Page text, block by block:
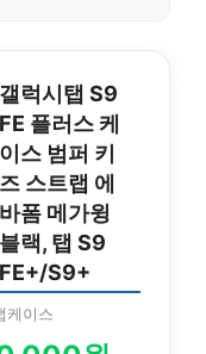
갤럭시탭 S9
FE 플러스 케
이스 범퍼 키
즈 스트랩 에
바폼 메가윙
블랙, 탭 S9
FE+/S9+
케이스